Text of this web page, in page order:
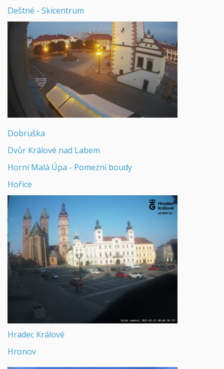
Deštné - Skicentrum
Dobruška
Dvůr Králové nad Labem
Horní Malá Úpa - Pomezní boudy
Hořice
Hradec Králové
Hronov